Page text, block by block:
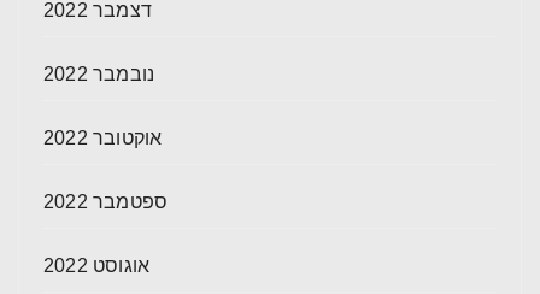
דצמבר 2022
נובמבר 2022
אוקטובר 2022
ספטמבר 2022
אוגוסט 2022